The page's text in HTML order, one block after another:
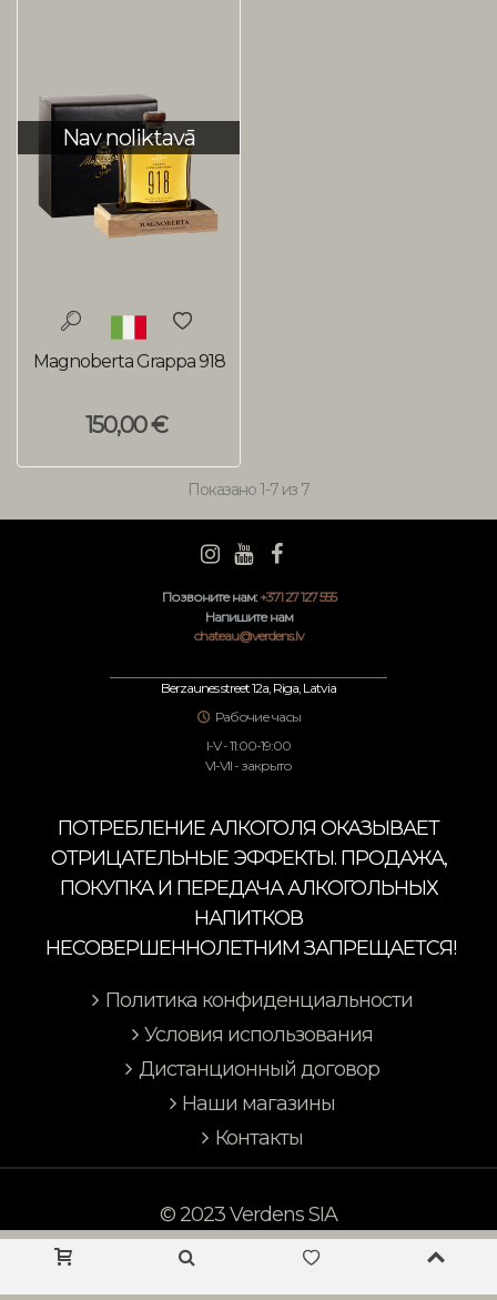
Nav noliktavā
Magnoberta Grappa 918
150,00 €
Показано1-7 из 7
Позвоните нам:+371 27 127 555
Напишите нам
chateau@verdens.lv
Berzaunes street 12a, Riga, Latvia
Рабочие часы
I-V - 11:00-19:00
VI-VII - закрыто
ПОТРЕБЛЕНИЕ АЛКОГОЛЯ ОКАЗЫВАЕТ
ОТРИЦАТЕЛЬНЫЕ ЭФФЕКТЫ. ПРОДАЖА,
ПОКУПКА И ПЕРЕДАЧА АЛКОГОЛЬНЫХ
НАПИТКОВ
НЕСОВЕРШЕННОЛЕТНИМ ЗАПРЕЩАЕТСЯ!
Политика конфиденциальности
Условия использования
Дистанционный договор
Наши магазины
Контакты
© 2023 Verdens SIA